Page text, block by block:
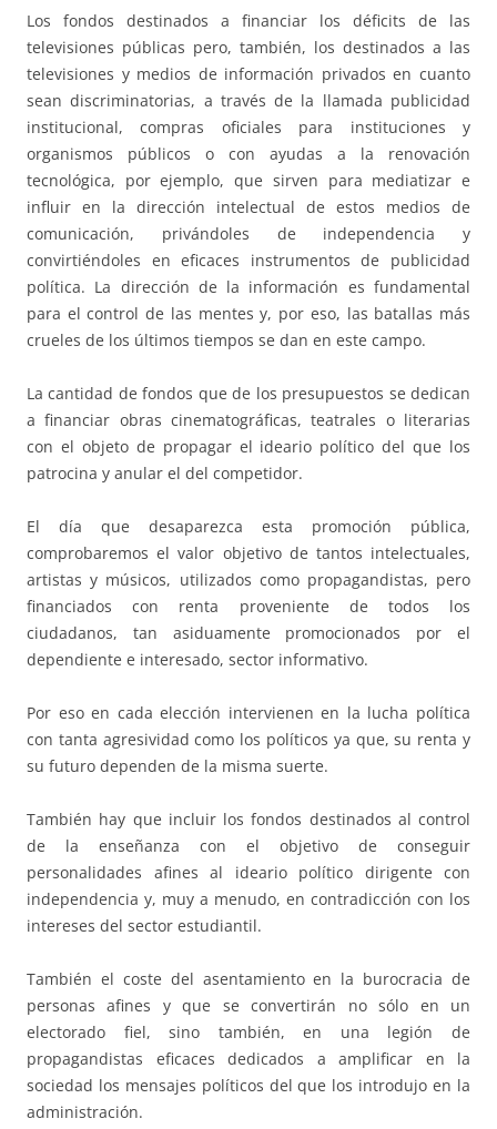
Los fondos destinados a financiar los déficits de las
televisiones públicas pero, también, los destinados a las
televisiones y medios de información privados en cuanto
sean discriminatorias, a través de la llamada publicidad
institucional, compras oficiales para instituciones y
organismos públicos o con ayudas a la renovación
tecnológica, por ejemplo, que sirven para mediatizar e
influir en la dirección intelectual de estos medios de
comunicación, privándoles de independencia y
convirtiéndoles en eficaces instrumentos de publicidad
política. La dirección de la información es fundamental
para el control de las mentes y, por eso, las batallas más
crueles de los últimos tiempos se dan en este campo.
La cantidad de fondos que de los presupuestos se dedican
a financiar obras cinematográficas, teatrales o literarias
con el objeto de propagar el ideario político del que los
patrocina y anular el del competidor.
El día que desaparezca esta promoción pública,
comprobaremos el valor objetivo de tantos intelectuales,
artistas y músicos, utilizados como propagandistas, pero
financiados con renta proveniente de todos los
ciudadanos, tan asiduamente promocionados por el
dependiente e interesado, sector informativo.
Por eso en cada elección intervienen en la lucha política
con tanta agresividad como los políticos ya que, su renta y
su futuro dependen de la misma suerte.
También hay que incluir los fondos destinados al control
de la enseñanza con el objetivo de conseguir
personalidades afines al ideario político dirigente con
independencia y, muy a menudo, en contradicción con los
intereses del sector estudiantil.
También el coste del asentamiento en la burocracia de
personas afines y que se convertirán no sólo en un
electorado fiel, sino también, en una legión de
propagandistas eficaces dedicados a amplificar en la
sociedad los mensajes políticos del que los introdujo en la
administración.